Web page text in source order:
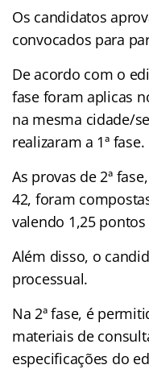
Os candidatos
convocados para
De acordo com o
fase foram aplicas
na mesma cidade/
realizaram a 1ª fase.
As provas de 2ª
42, foram
valendo 1,25 pontos
Além disso, o
processual.
Na 2ª fase, é
materiais de
especificações do